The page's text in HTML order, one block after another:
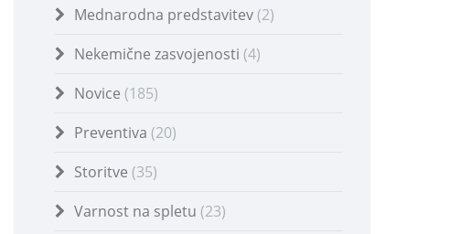
Mednarodna predstavitev (2)
Nekemične zasvojenosti (4)
Novice (185)
Preventiva (20)
Storitve (35)
Varnost na spletu (23)